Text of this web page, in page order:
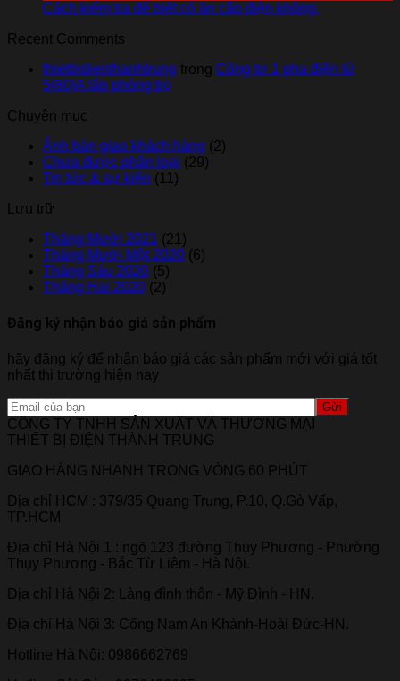
Cách kiểm tra để biết có ăn cắp điện không.
Recent Comments
thietbidienthanhtrung trong Công tơ 1 pha điện tử
5(80)A lắp phòng trọ
Chuyên mục
Ảnh bàn giao khách hàng (2)
Chưa được phân loại (29)
Tin tức & sự kiện (11)
Lưu trữ
Tháng Mười 2021 (21)
Tháng Mười Một 2020 (6)
Tháng Sáu 2020 (5)
Tháng Hai 2020 (2)
Đăng ký nhận báo giá sản phẩm
hãy đăng ký để nhận báo giá các sản phẩm mới với giá tốt
nhất thi trường hiện nay
CÔNG TY TNHH SẢN XUẤT VÀ THƯƠNG MẠI
THIẾT BỊ ĐIỆN THÀNH TRUNG
GIAO HÀNG NHANH TRONG VÒNG 60 PHÚT
Địa chỉ HCM : 379/35 Quang Trung, P.10, Q.Gò Vấp,
TP.HCM
Địa chỉ Hà Nội 1 : ngõ 123 đường Thụy Phương - Phường
Thụy Phương - Bắc Từ Liêm - Hà Nội.
Địa chỉ Hà Nội 2: Làng đình thôn - Mỹ Đình - HN.
Địa chỉ Hà Nội 3: Cổng Nam An Khánh-Hoài Đức-HN.
Hotline Hà Nội: 0986662769